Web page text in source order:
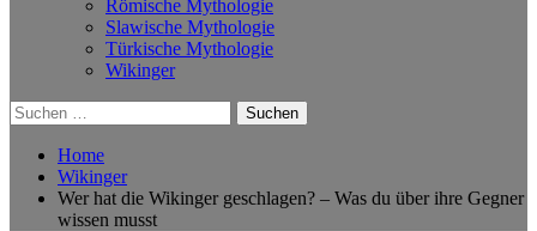
Römische Mythologie
Slawische Mythologie
Türkische Mythologie
Wikinger
Suchen
nach:
Home
Wikinger
Wer hat die Wikinger geschlagen? – Was du über ihre Gegner
wissen musst